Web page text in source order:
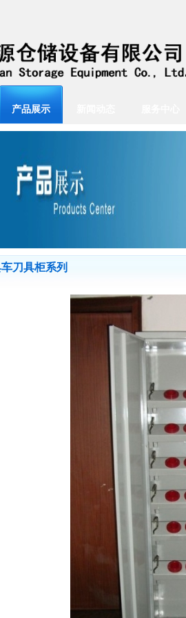
产品展示
刀具柜系列